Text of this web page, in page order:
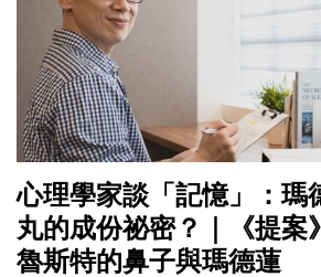
心理學家談「記憶」：瑪
丸的成份祕密？｜《提案
魯斯特的鼻子與瑪德蓮